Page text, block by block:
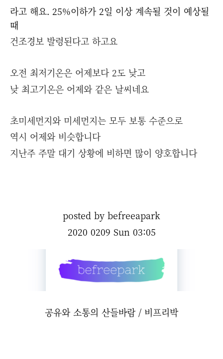
라고 해요. 25%이하가 2일 이상 계속될 것이 예상될
때
건조경보 발령된다고 하고요
오전 최저기온은 어제보다 2도 낮고
낮 최고기온은 어제와 같은 날씨네요
초미세먼지와 미세먼지는 모두 보통 수준으로
역시 어제와 비슷합니다
지난주 주말 대기 상황에 비하면 많이 양호합니다
posted by befreeapark
2020 0209 Sun 03:05
공유와 소통의 산들바람 / 비프리박